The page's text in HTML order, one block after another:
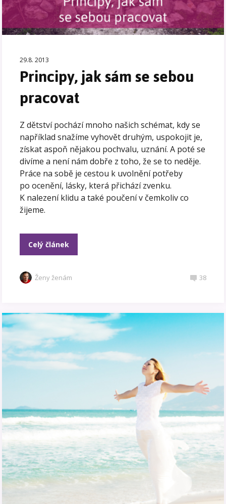
29.8. 2013
Principy, jak sám se sebou
pracovat
Z dětství pochází mnoho našich schémat, kdy se
například snažíme vyhovět druhým, uspokojit je,
získat aspoň nějakou pochvalu, uznání. A poté se
divíme a není nám dobře z toho, že se to neděje.
Práce na sobě je cestou k uvolnění potřeby
po ocenění, lásky, která přichází zvenku.
K nalezení klidu a také poučení v čemkoliv co
žijeme.
Celý článek
Ženy ženám 38